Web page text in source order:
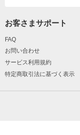
お客さまサポート
FAQ
お問い合わせ
サービス利用規約
特定商取引法に基づく表示